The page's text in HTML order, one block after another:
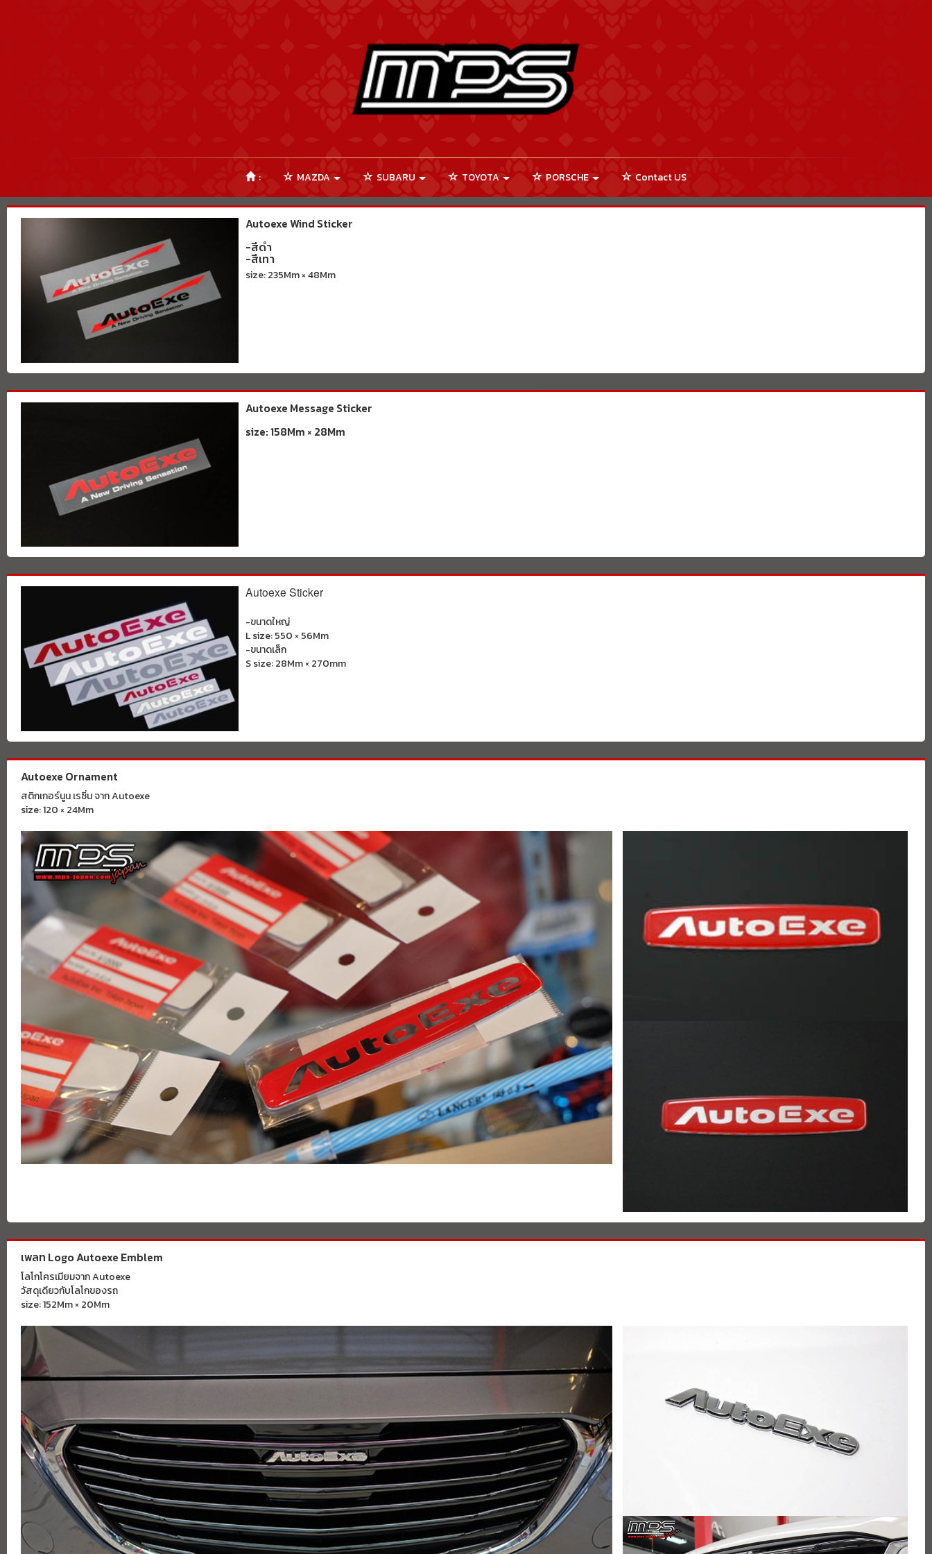
: MAZDA SUBARU TOYOTA PORSCHE Contact US
Autoexe Wind Sticker
-สีดำ
-สีเทา
size: 235Mm × 48Mm
Autoexe Message Sticker
size: 158Mm × 28Mm
Autoexe Sticker
-ขนาดใหญ่
L size: 550 × 56Mm
-ขนาดเล็ก
S size: 28Mm × 270mm
Autoexe Ornament
สติกเกอร์นูน เรซิ่น จาก Autoexe
size: 120 × 24Mm
เพลท Logo Autoexe Emblem
โลโกโครเมียมจาก Autoexe
วัสดุเดียวกับโลโกของรถ
size: 152Mm × 20Mm